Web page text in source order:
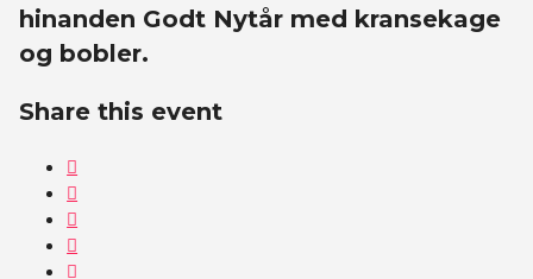
hinanden Godt Nytår med kransekage
og bobler.
Share this event